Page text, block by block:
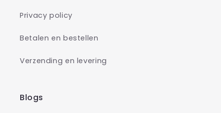
Privacy policy
Betalen en bestellen
Verzending en levering
Blogs